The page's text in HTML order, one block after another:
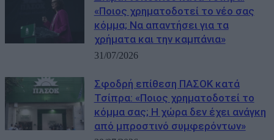
«Ποιος χρηματοδοτεί το νέο σας
κόμμα; Να απαντήσει για τα
χρήματα και την καμπάνια»
31/07/2026
Σφοδρή επίθεση ΠΑΣΟΚ κατά
Τσίπρα: «Ποιος χρηματοδοτεί το
κόμμα σας; Η χώρα δεν έχει ανάγκη
από μπροστινό συμφερόντων»